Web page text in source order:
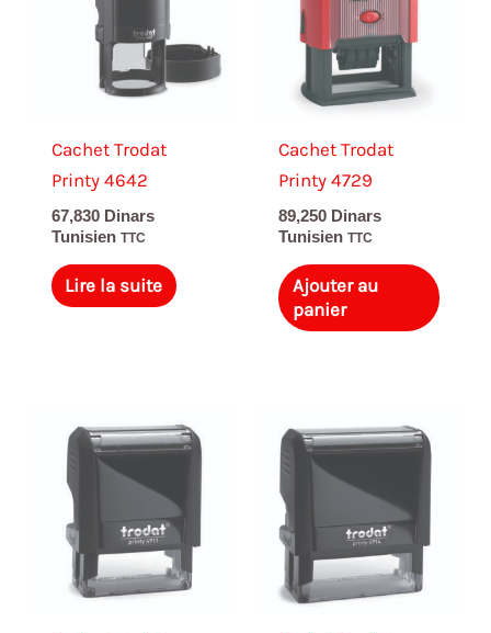
Cachet Trodat
Printy 4642
67,830 Dinars
Tunisien TTC
Lire la suite
Cachet Trodat
Printy 4729
89,250 Dinars
Tunisien TTC
Ajouter au
panier